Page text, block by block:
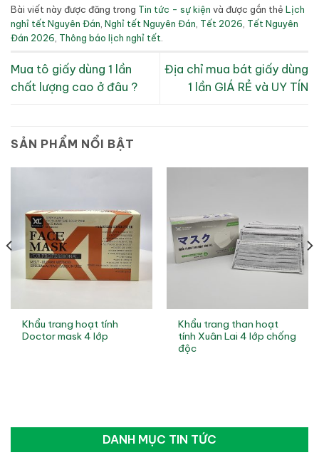
Bài viết này được đăng trong Tin tức - sự kiện và được gắn thẻ Lịch
nghỉ tết Nguyên Đán Nghỉ tết Nguyên Đán Tết 2026 Tết Nguyên
Đán 2026 Thông báo lịch nghỉ tết
Mua tô giấy dùng 1 lần
chất lượng cao ở đâu ?
Địa chỉ mua bát giấy dùng
1 lần GIÁ RẺ và UY TÍN
SẢN PHẨM NỔI BẬT
Khẩu trang hoạt tính
Doctor mask 4 lớp
Khẩu trang than hoạt
tính Xuân Lai 4 lớp chống
độc
DANH MỤC TIN TỨC